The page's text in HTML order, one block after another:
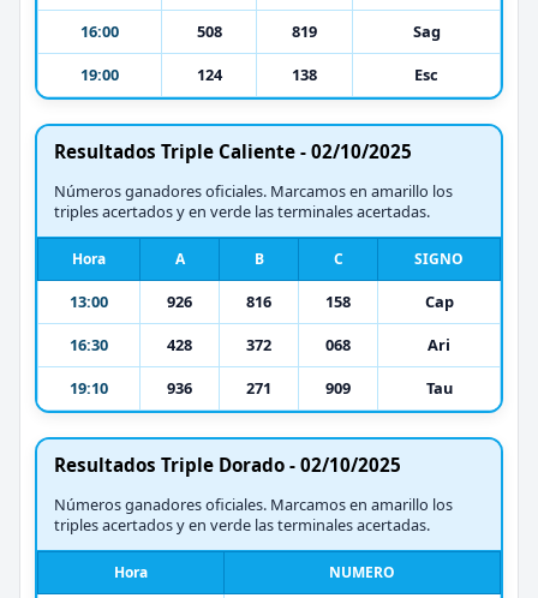
16:00
508 819
Sag
19:00
124 138 Esc
Resultados Triple Caliente - 02/10/2025
Números ganadores oficiales. Marcamos en amarillo los
triples acertados y en verde las terminales acertadas.
Hora A B C SIGNO
13:00 926 816 158
Cap
16:30
428 372 068
Ari
19:10
936 271 909 Tau
Resultados Triple Dorado - 02/10/2025
Números ganadores oficiales. Marcamos en amarillo los
triples acertados y en verde las terminales acertadas.
Hora NUMERO